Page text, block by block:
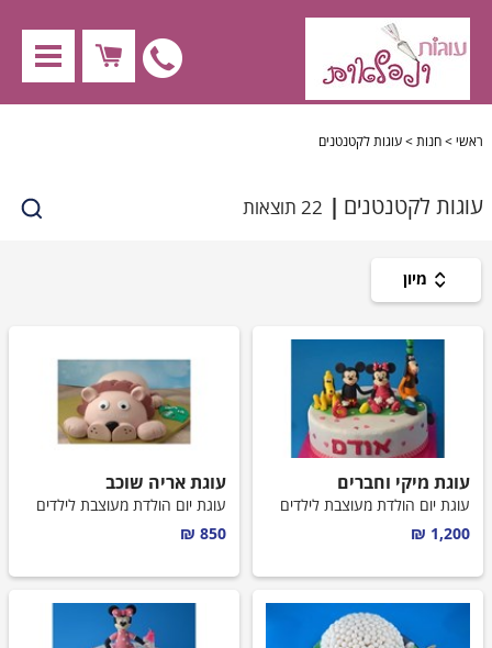
לחץ
עוגות לילדים
עוגות למבוגרים
עוגות לקטנטנים
עוגות לבנות
עוגות לבנים
עוגות חתונה
ראשי > חנות > עוגות לקטנטנים
עוגות לקטנטנים 22 תוצאות
עוגת מיקי וחברים
עוגת יום הולדת מעוצבת לילדים
1,200 ₪
עוגת אריה שוכב
עוגת יום הולדת מעוצבת לילדים
850 ₪